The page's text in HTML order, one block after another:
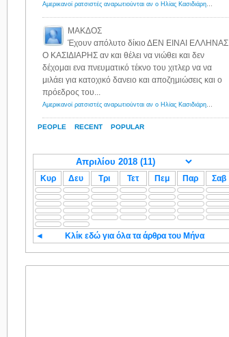
PEOPLE RECENT POPULAR
Αμερικανοί ρατσιστές αναρωτιούνται αν ο Ηλίας Κασιδιάρης ανήκει στη λευκή φυλή... - Λόγιος Ερμής
ΜΑΚΔΟΣ
Έχουν απόλυτο δίκιο ΔΕΝ ΕΙΝΑΙ ΕΛΛΗΝΑΣ
Ο ΚΑΣΙΔΙΑΡΗΣ αν και θέλει να νιώθει και δεν
δέχομαι ενα πνευματικό τέκνο του χιτλερ να να
μιλάει για κατοχικό δανειο και αποζημιώσεις και ο
πρόεδρος του...
Αμερικανοί ρατσιστές αναρωτιούνται αν ο Ηλίας Κασιδιάρης ανήκει στη λευκή φυλή... - Λόγιος Ερμής
Κυρ Δευ Τρι Τετ Πεμ Παρ Σαβ
◄ Κλίκ εδώ για όλα τα άρθρα του Μήνα